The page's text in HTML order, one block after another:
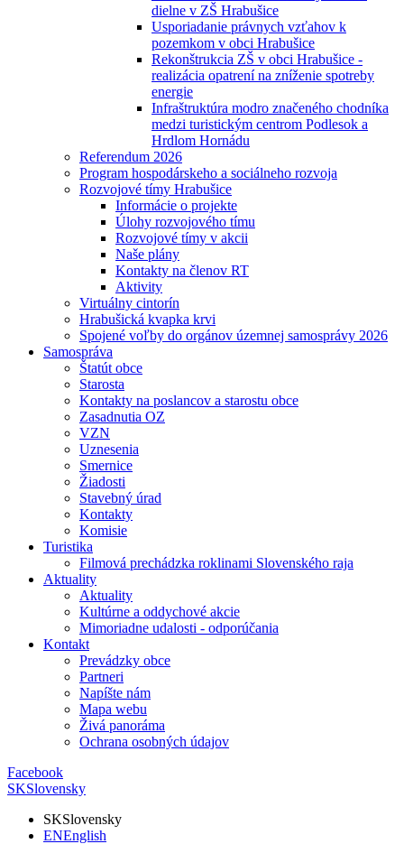
dielne v ZŠ Hrabušice
Usporiadanie právnych vzťahov k
pozemkom v obci Hrabušice
Rekonštrukcia ZŠ v obci Hrabušice -
realizácia opatrení na zníženie spotreby
energie
Infraštruktúra modro značeného chodníka
medzi turistickým centrom Podlesok a
Hrdlom Hornádu
Referendum 2026
Program hospodárskeho a sociálneho rozvoja
Rozvojové tímy Hrabušice
Informácie o projekte
Úlohy rozvojového tímu
Rozvojové tímy v akcii
Naše plány
Kontakty na členov RT
Aktivity
Virtuálny cintorín
Hrabušická kvapka krvi
Spojené voľby do orgánov územnej samosprávy 2026
Samospráva
Štatút obce
Starosta
Kontakty na poslancov a starostu obce
Zasadnutia OZ
VZN
Uznesenia
Smernice
Žiadosti
Stavebný úrad
Kontakty
Komisie
Turistika
Filmová prechádzka roklinami Slovenského raja
Aktuality
Aktuality
Kultúrne a oddychové akcie
Mimoriadne udalosti - odporúčania
Kontakt
Prevádzky obce
Partneri
Napíšte nám
Mapa webu
Živá panoráma
Ochrana osobných údajov
Facebook
SKSlovensky
SKSlovensky
ENEnglish